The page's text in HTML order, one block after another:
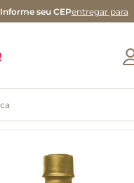
Informe seu CEPentregar para